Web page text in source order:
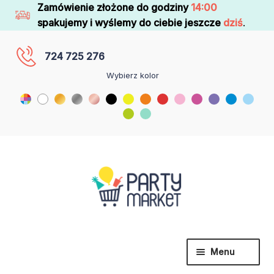
Zamówienie złożone do godziny 14:00
spakujemy i wyślemy do ciebie jeszcze dziś.
724 725 276
Wybierz kolor
Menu